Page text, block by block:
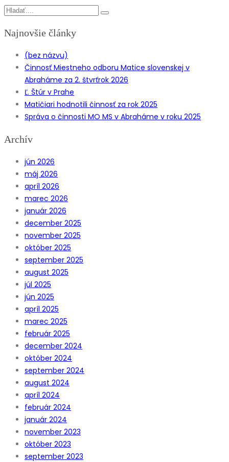
Najnovšie články
(bez názvu)
Činnosť Miestneho odboru Matice slovenskej v
Abraháme za 2. štvrťrok 2026
Ľ. Štúr v Prahe
Matičiari hodnotili činnosť za rok 2025
Správa o činnosti MO MS v Abraháme v roku 2025
Archív
jún 2026
máj 2026
apríl 2026
marec 2026
január 2026
december 2025
november 2025
október 2025
september 2025
august 2025
júl 2025
jún 2025
apríl 2025
marec 2025
február 2025
december 2024
október 2024
september 2024
august 2024
apríl 2024
február 2024
január 2024
november 2023
október 2023
september 2023